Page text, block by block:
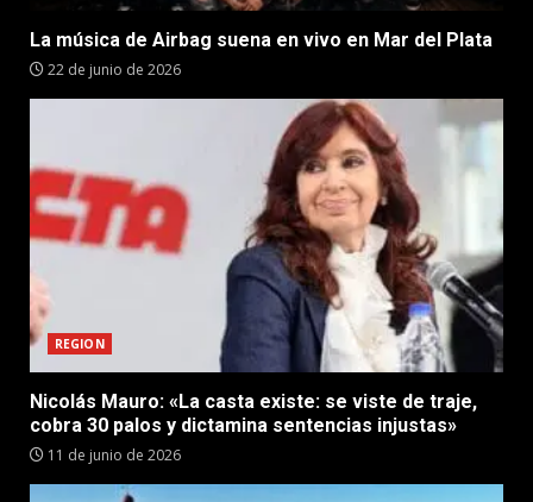
La música de Airbag suena en vivo en Mar del Plata
22 de junio de 2026
REGION
Nicolás Mauro: «La casta existe: se viste de traje,
cobra 30 palos y dictamina sentencias injustas»
11 de junio de 2026